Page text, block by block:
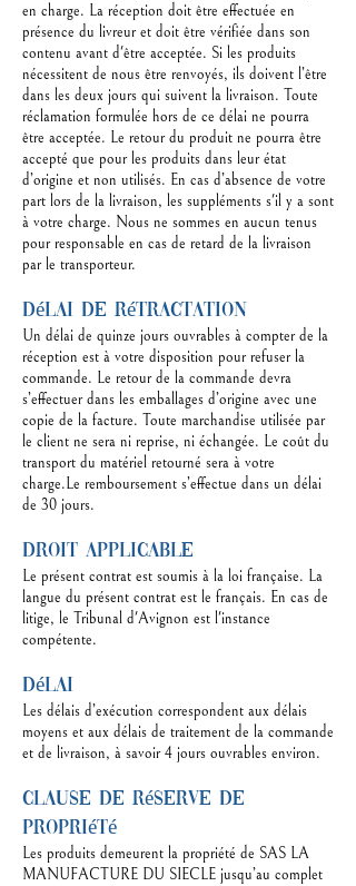
en charge. La réception doit être effectuée en
présence du livreur et doit être vérifiée dans son
contenu avant d'être acceptée. Si les produits
nécessitent de nous être renvoyés, ils doivent l’être
dans les deux jours qui suivent la livraison. Toute
réclamation formulée hors de ce délai ne pourra
être acceptée. Le retour du produit ne pourra être
accepté que pour les produits dans leur état
d’origine et non utilisés. En cas d’absence de votre
part lors de la livraison, les suppléments s'il y a sont
à votre charge. Nous ne sommes en aucun tenus
pour responsable en cas de retard de la livraison
par le transporteur.
Délai de rétractation
Un délai de quinze jours ouvrables à compter de la
réception est à votre disposition pour refuser la
commande. Le retour de la commande devra
s’effectuer dans les emballages d’origine avec une
copie de la facture. Toute marchandise utilisée par
le client ne sera ni reprise, ni échangée. Le coût du
transport du matériel retourné sera à votre
charge.Le remboursement s’effectue dans un délai
de 30 jours.
Droit applicable
Le présent contrat est soumis à la loi française. La
langue du présent contrat est le français. En cas de
litige, le Tribunal d'Avignon est l'instance
compétente.
Délai
Les délais d’exécution correspondent aux délais
moyens et aux délais de traitement de la commande
et de livraison, à savoir 4 jours ouvrables environ.
Clause de réserve de
propriété
Les produits demeurent la propriété de SAS LA
MANUFACTURE DU SIECLE jusqu’au complet